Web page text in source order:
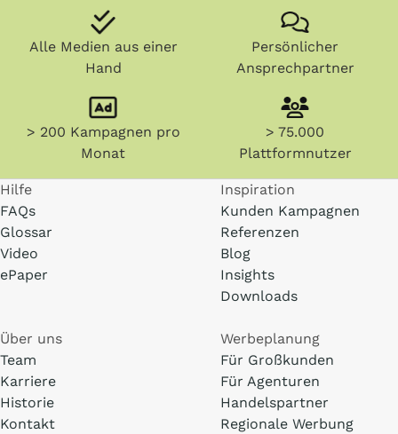
Alle Medien aus einer
Hand
Persönlicher
Ansprechpartner
> 200 Kampagnen pro
Monat
> 75.000
Plattformnutzer
Hilfe
FAQs
Glossar
Video
ePaper
Inspiration
Kunden Kampagnen
Referenzen
Blog
Insights
Downloads
Über uns
Team
Karriere
Historie
Kontakt
Werbeplanung
Für Großkunden
Für Agenturen
Handelspartner
Regionale Werbung